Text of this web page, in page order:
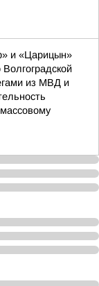
и «Царицын»
из МВД и